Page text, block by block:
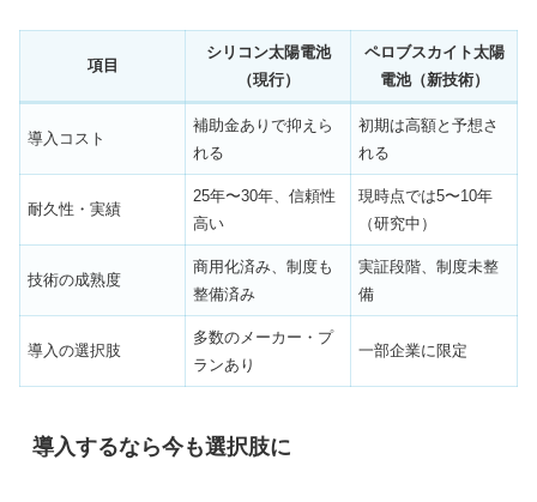
項目
シリコン太陽電池
（現行）
ペロブスカイト太陽
電池（新技術）
導入コスト
補助金ありで抑えら
れる
初期は高額と予想さ
れる
耐久性・実績
25年〜30年、信頼性
高い
現時点では5〜10年
（研究中）
技術の成熟度
商用化済み、制度も
整備済み
実証段階、制度未整
備
導入の選択肢
多数のメーカー・プ
ランあり
一部企業に限定
導入するなら今も選択肢に